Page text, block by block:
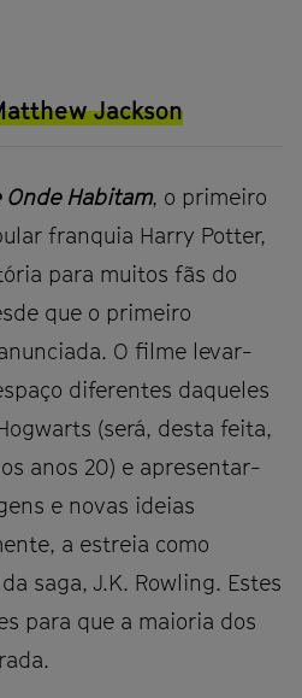
Jackson
Onde Habitam, o primeiro
franquia Harry Potter,
para muitos fãs do
que o primeiro
O filme levar-
diferentes daqueles
(será, desta feita,
anos 20) e apresentar-
e novas ideias
a estreia como
saga, J.K. Rowling. Estes
para que a maioria dos